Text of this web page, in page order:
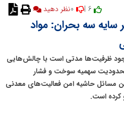
نظر دهید
سایه سه بحران: مواد
ظرفیت‌ها مدتی است با چالش‌هایی
محدودیت سهمیه سوخت و فشار
مسائل حاشیه امن فعالیت‌های معدنی
کرده است.